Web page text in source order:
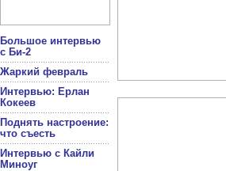
Большое интервью
с Би-2
Жаркий февраль
Интервью: Ерлан
Кокеев
Поднять настроение:
что съесть
Интервью с Кайли
Миноуг